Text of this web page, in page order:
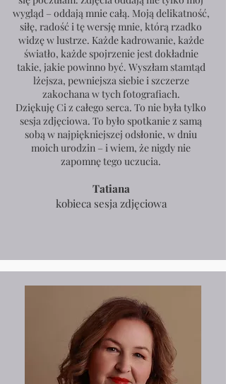
wygląd – oddają mnie całą. Moją delikatność,
siłę, radość i tę wersję mnie, którą rzadko
widzę w lustrze. Każde kadrowanie, każde
światło, każde spojrzenie jest dokładnie
takie, jakie powinno być. Wyszłam stamtąd
lżejsza, pewniejsza siebie i szczerze
zakochana w tych fotografiach.
Dziękuję Ci z całego serca. To nie była tylko
sesja zdjęciowa. To było spotkanie z samą
sobą w najpiękniejszej odsłonie, w dniu
moich urodzin – i wiem, że nigdy nie
zapomnę tego uczucia.
Tatiana
kobieca sesja zdjęciowa